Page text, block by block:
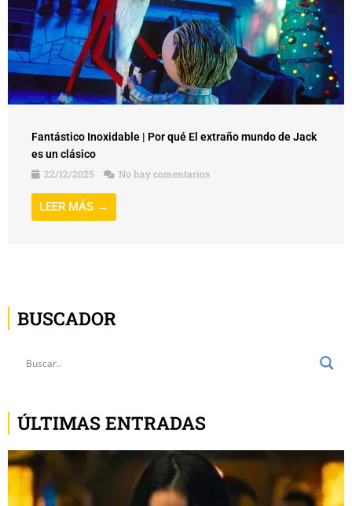
Fantástico Inoxidable | Por qué El extraño mundo de Jack
es un clásico
22/12/2025
No hay comentarios
LEER MÁS →
BUSCADOR
ÚLTIMAS ENTRADAS